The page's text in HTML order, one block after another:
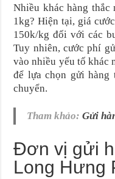
Nhiều khác hàng
1kg? Hiện tại, giá
150k/kg đối với các
Tuy nhiên, cước phí
vào nhiều yếu tố khác
để lựa chọn gửi
chuyển.
Tham khảo:Gửi
Đơn vị gửi
Long Hưng